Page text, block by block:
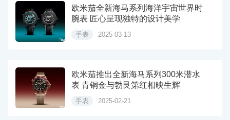
欧米茄全新海马系列海洋宇宙世界时
腕表 匠心呈现独特的设计美学
手表 2025-03-13
欧米茄推出全新海马系列300米潜水
表 青铜金与勃艮第红相映生辉
手表 2025-02-21